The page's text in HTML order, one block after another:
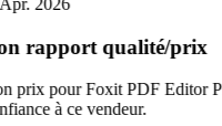
2026
rapport qualité/prix
prix pour Foxit PDF Editor
à ce vendeur.